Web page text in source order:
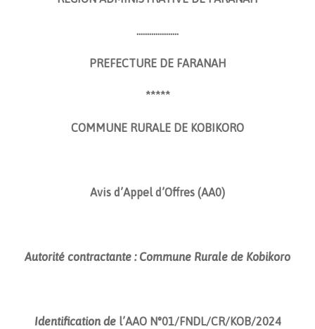
………………..
PREFECTURE DE FARANAH
*****
COMMUNE RURALE DE KOBIKORO
Avis d’Appel d’Offres (AA0)
Autorité contractante : Commune Rurale de Kobikoro
Identification de l’AAO N°01/FNDL/CR/KOB/2024